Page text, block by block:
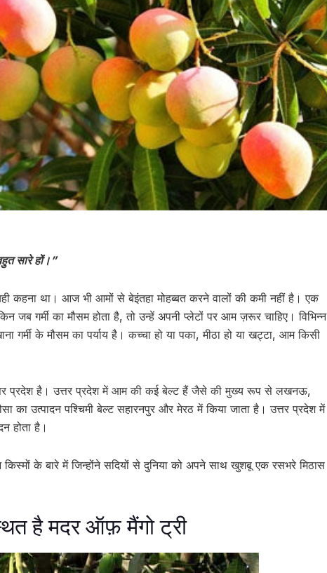
सारे हों।”
कहना था। आज भी आमों से बेइंतहा मोहब्बत करने वालों की कमी नहीं है। एक
जब गर्मी का मौसम होता है, तो उन्हें अपनी प्लेटों पर आम ज़रूर चाहिए। विभिन्न
गर्मी के मौसम का पर्याय है। कच्चा हो या पका, मीठा हो या खट्टा, आम किसी
प्रदेश है। उत्तर प्रदेश में आम की कई बेल्ट हैं जैसे की मुख्य रूप से लखनऊ,
का उत्पादन पश्चिमी बेल्ट सहारनपुर और मेरठ में किया जाता है। उत्तर प्रदेश में
होता है।
के बारे में जिन्होंने सदियों से दुनिया को अपने साथ खुशबू एक रसभरे मिठास
है मदर ऑफ़ मैंगो ट्री